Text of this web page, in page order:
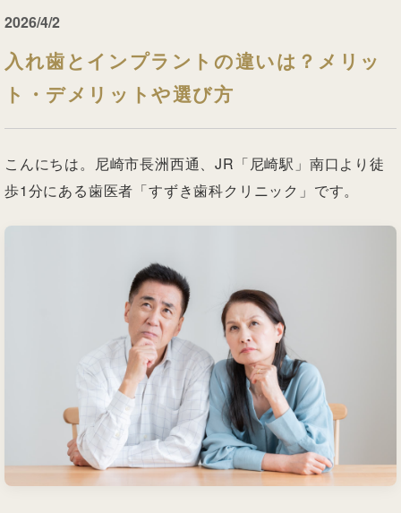
2026/4/2
入れ歯とインプラントの違いは？メリッ
ト・デメリットや選び方
こんにちは。尼崎市長洲西通、JR「尼崎駅」南口より徒
歩1分にある歯医者「すずき歯科クリニック」です。